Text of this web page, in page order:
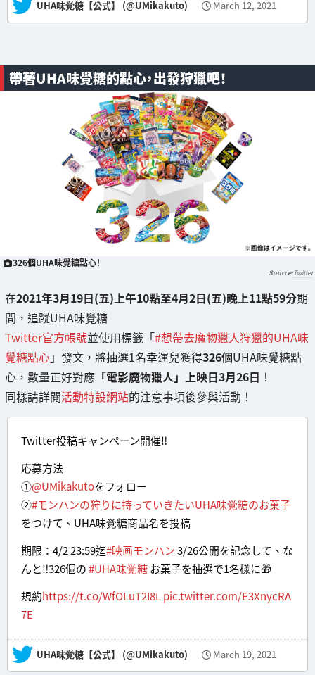
— UHA味覚糖【公式】 (@UMikakuto) March 12, 2021
帶著UHA味覺糖的點心，出發狩獵吧！
326個UHA味覺糖點心！
Twitter
在2021年3月19日(五)上午10點至4月2日(五)晚上11點59分期
間，追蹤UHA味覺糖
Twitter官方帳號並使用標籤「#想帶去魔物獵人狩獵的UHA味
覺糖點心」發文，將抽選1名幸運兒獲得326個UHA味覺糖點
心，數量正好對應 「電影魔物獵人」上映日3月26日 ！
同樣請詳閱活動特設網站的注意事項後參與活動！
Twitter投稿キャンペーン開催‼️
応募方法
①@UMikakutoをフォロー
②#モンハンの狩りに持っていきたいUHA味覚糖のお菓子
をつけて、UHA味覚糖商品名を投稿
期限：4/2 23:59迄#映画モンハン3/26公開を記念して、な
んと‼️326個の#UHA味覚糖お菓子を抽選で1名様に🎁
規約https://t.co/WfOLuT2I8Lpic.twitter.com/E3XnycRA
7E
— UHA味覚糖【公式】 (@UMikakuto) March 19, 2021